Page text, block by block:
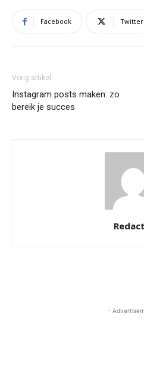
Facebook Twitter
Vorig artikel
Instagram posts maken: zo
bereik je succes
-